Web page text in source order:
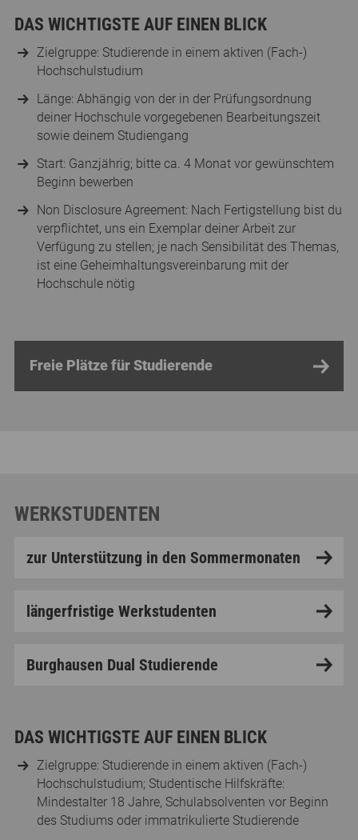
DAS WICHTIGSTE AUF EINEN BLICK
Zielgruppe: Studierende in einem aktiven (Fach-)
Hochschulstudium
Länge: Abhängig von der in der Prüfungsordnung
deiner Hochschule vorgegebenen Bearbeitungszeit
sowie deinem Studiengang
Start: Ganzjährig; bitte ca. 4 Monat vor gewünschtem
Beginn bewerben
Non Disclosure Agreement: Nach Fertigstellung bist du
verpflichtet, uns ein Exemplar deiner Arbeit zur
Verfügung zu stellen; je nach Sensibilität des Themas,
ist eine Geheimhaltungsvereinbarung mit der
Hochschule nötig
Freie Plätze für Studierende
WERKSTUDENTEN
zur Unterstützung in den Sommermonaten
längerfristige Werkstudenten
Burghausen Dual Studierende
DAS WICHTIGSTE AUF EINEN BLICK
Zielgruppe: Studierende in einem aktiven (Fach-)
Hochschulstudium; Studentische Hilfskräfte:
Mindestalter 18 Jahre, Schulabsolventen vor Beginn
des Studiums oder immatrikulierte Studierende